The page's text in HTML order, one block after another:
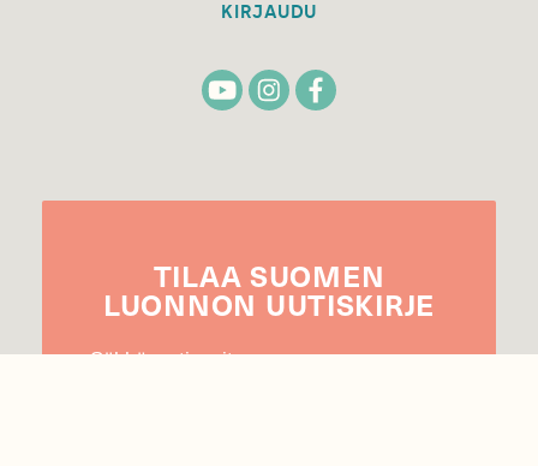
KIRJAUDU
TILAA SUOMEN
LUONNON UUTIS­KIRJE
Sähköpostiosoite